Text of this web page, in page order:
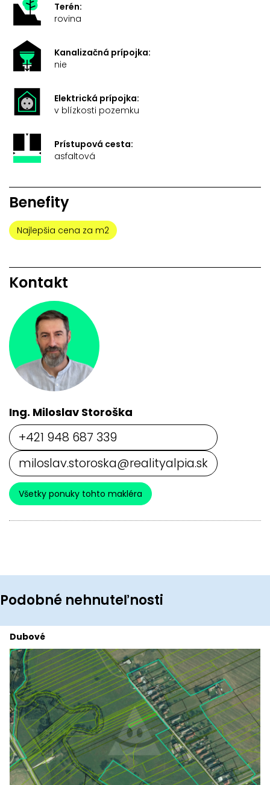
Terén:
rovina
Kanalizačná prípojka:
nie
Elektrická prípojka:
v blízkosti pozemku
Prístupová cesta:
asfaltová
Benefity
Najlepšia cena za m2
Kontakt
Ing. Miloslav Storoška
+421 948 687 339
miloslav.storoska@realityalpia.sk
Všetky ponuky tohto makléra
Podobné nehnuteľnosti
Dubové